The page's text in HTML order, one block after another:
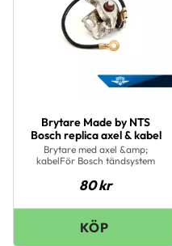
Brytare Made by NTS
Bosch replica axel & kabel
Brytare med axel &amp;
kabelFör Bosch tändsystem
80kr